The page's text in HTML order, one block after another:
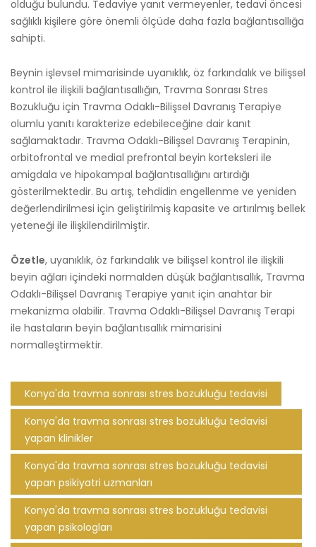
olduğu bulundu. Tedaviye yanıt vermeyenler, tedavi öncesi
sağlıklı kişilere göre önemli ölçüde daha fazla bağlantısallığa
sahipti.
Beynin işlevsel mimarisinde uyanıklık, öz farkındalık ve bilişsel
kontrol ile ilişkili bağlantısallığın, Travma Sonrası Stres
Bozukluğu için Travma Odaklı-Bilişsel Davranış Terapiye
olumlu yanıtı karakterize edebileceğine dair kanıt
sağlamaktadır. Travma Odaklı-Bilişsel Davranış Terapinin,
orbitofrontal ve medial prefrontal beyin korteksleri ile
amigdala ve hipokampal bağlantısallığını artırdığı
gösterilmektedir. Bu artış, tehdidin engellenme ve yeniden
değerlendirilmesi için geliştirilmiş kapasite ve artırılmış bellek
yeteneği ile ilişkilendirilmiştir.
Özetle, uyanıklık, öz farkındalık ve bilişsel kontrol ile ilişkili
beyin ağları içindeki normalden düşük bağlantısallık, Travma
Odaklı-Bilişsel Davranış Terapiye yanıt için anahtar bir
mekanizma olabilir. Travma Odaklı-Bilişsel Davranış Terapi
ile hastaların beyin bağlantısallık mimarisini
normalleştirmektir.
Konya'da travma sonrası stres bozukluğu tedavisi
Konya'da travma sonrası stres bozukluğu tedavisi
yapan klinikler
Konya'da travma sonrası stres bozukluğu tedavisi
yapan psikiyatri uzmanları
Konya'da travma sonrası stres bozukluğu tedavisi
yapan psikologları